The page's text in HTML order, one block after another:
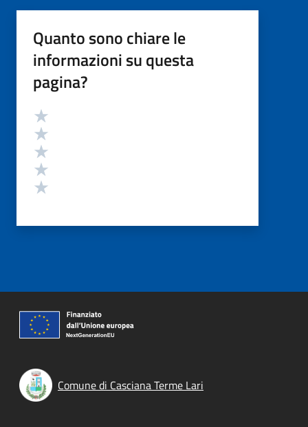
Quanto sono chiare le
informazioni su questa
pagina?
Valutazione
Comune di Casciana Terme Lari